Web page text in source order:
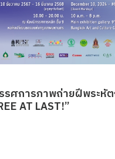
รศการภาพถ่ายฝีพระหัต
AT LAST!”